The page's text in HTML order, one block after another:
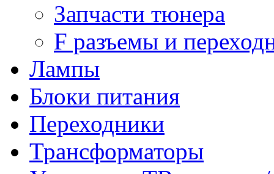
Запчасти тюнера
F разъемы и
Лампы
Блоки питания
Переходники
Трансформаторы